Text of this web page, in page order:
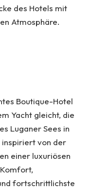
des Hotels mit
Atmosphäre.
Boutique-Hotel
Yacht gleicht, die
Luganer Sees in
inspiriert von der
einer luxuriösen
fortschrittlichste